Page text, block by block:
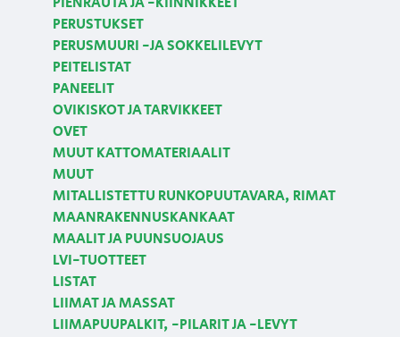
PERUSTUKSET
PERUSMUURI -JA SOKKELILEVYT
PEITELISTAT
PANEELIT
OVIKISKOT JA TARVIKKEET
OVET
MUUT KATTOMATERIAALIT
MUUT
MITALLISTETTU RUNKOPUUTAVARA, RIMAT
MAANRAKENNUSKANKAAT
MAALIT JA PUUNSUOJAUS
LVI-TUOTTEET
LISTAT
LIIMAT JA MASSAT
LIIMAPUUPALKIT, -PILARIT JA -LEVYT